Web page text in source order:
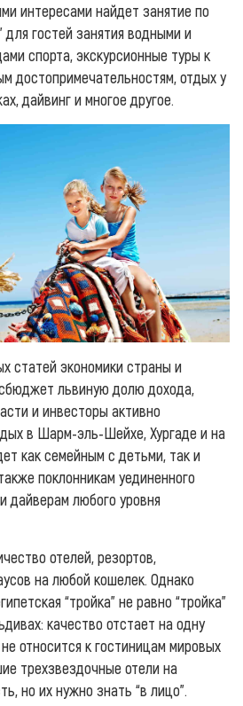
интересами найдет занятие по
для гостей занятия водными и
спорта, экскурсионные туры к
достопримечательностям, отдых у
дайвинг и многое другое.
статей экономики страны и
львиную долю дохода,
и инвесторы активно
в Шарм-эль-Шейхе, Хургаде и на
как семейным с детьми, так и
поклонникам уединенного
дайверам любого уровня
отелей, резортов,
на любой кошелек. Однако
“тройка” не равно “тройка”
качество отстает на одну
относится к гостиницам мировых
трехзвездочные отели на
но их нужно знать “в лицо”.